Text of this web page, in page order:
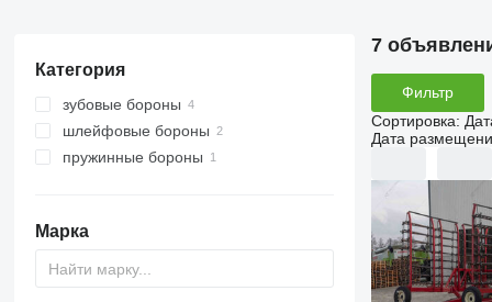
Категория
зубовые бороны
шлейфовые бороны
пружинные бороны
Марка
7
Фильтр
Сортировка:
Дата